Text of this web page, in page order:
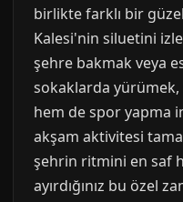
birlikte farklı bir
Kalesi'nin siluetini
şehre bakmak veya
sokaklarda
hem de spor yapma
akşam aktivitesi
şehrin ritmini en saf
ayırdığınız bu özel